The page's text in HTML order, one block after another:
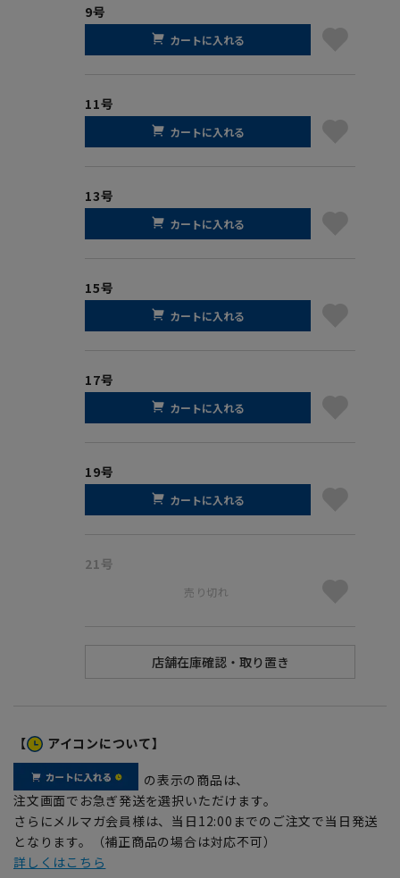
9号
カートに入れる
11号
カートに入れる
13号
カートに入れる
15号
カートに入れる
17号
カートに入れる
19号
カートに入れる
21号
売り切れ
【 アイコンについて】
の表示の商品は、
注文画面でお急ぎ発送を選択いただけます。
さらにメルマガ会員様は、当日12:00までのご注文で当日発送
となります。（補正商品の場合は対応不可）
詳しくはこちら